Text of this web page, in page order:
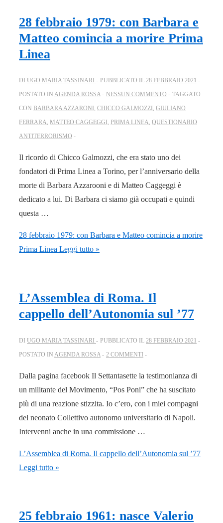
28 febbraio 1979: con Barbara e
Matteo comincia a morire Prima
Linea
DI UGO MARIA TASSINARI PUBBLICATO IL 28 FEBBRAIO 2021
POSTATO IN AGENDA ROSSA NESSUN COMMENTO
TAGGATO
CON BARBARA AZZARONI , CHICCO GALMOZZI , GIULIANO
FERRARA, MATTEO CAGGEGGI , PRIMA LINEA, QUESTIONARIO
ANTITERRORISMO
Il ricordo di Chicco Galmozzi, che era stato uno dei
fondatori di Prima Linea a Torino, per l’anniversario della
morte di Barbara Azzarooni e di Matteo Caggeggi è
dedicato a lui. Di Barbara ci siamo già occupati e quindi
questa …
28 febbraio 1979: con Barbara e Matteo comincia a morire
Prima Linea Leggi tutto »
L’Assemblea di Roma. Il
cappello dell’Autonomia sul ’77
DI UGO MARIA TASSINARI PUBBLICATO IL 28 FEBBRAIO 2021
POSTATO IN AGENDA ROSSA 2 COMMENTI
Dalla pagina facebook Il Settantasette la testimonianza di
un militante del Movimento, “Pos Poni” che ha suscitato
più di una reazione stizzita. Io c’ero, con i miei compagni
del neonato Collettivo autonomo universitario di Napoli.
Intervenni anche in una commissione …
L’Assemblea di Roma. Il cappello dell’Autonomia sul ’77
Leggi tutto »
25 febbraio 1961: nasce Valerio